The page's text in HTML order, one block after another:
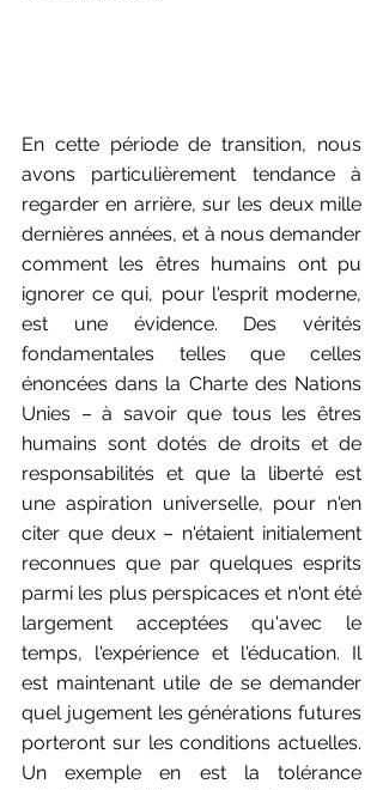
En cette période de transition, nous
avons particulièrement tendance à
regarder en arrière, sur les deux mille
dernières années, et à nous demander
comment les êtres humains ont pu
ignorer ce qui, pour l'esprit moderne,
est une évidence. Des vérités
fondamentales telles que celles
énoncées dans la Charte des Nations
Unies – à savoir que tous les êtres
humains sont dotés de droits et de
responsabilités et que la liberté est
une aspiration universelle, pour n'en
citer que deux – n'étaient initialement
reconnues que par quelques esprits
parmi les plus perspicaces et n'ont été
largement acceptées qu'avec le
temps, l'expérience et l'éducation. Il
est maintenant utile de se demander
quel jugement les générations futures
porteront sur les conditions actuelles.
Un exemple en est la tolérance